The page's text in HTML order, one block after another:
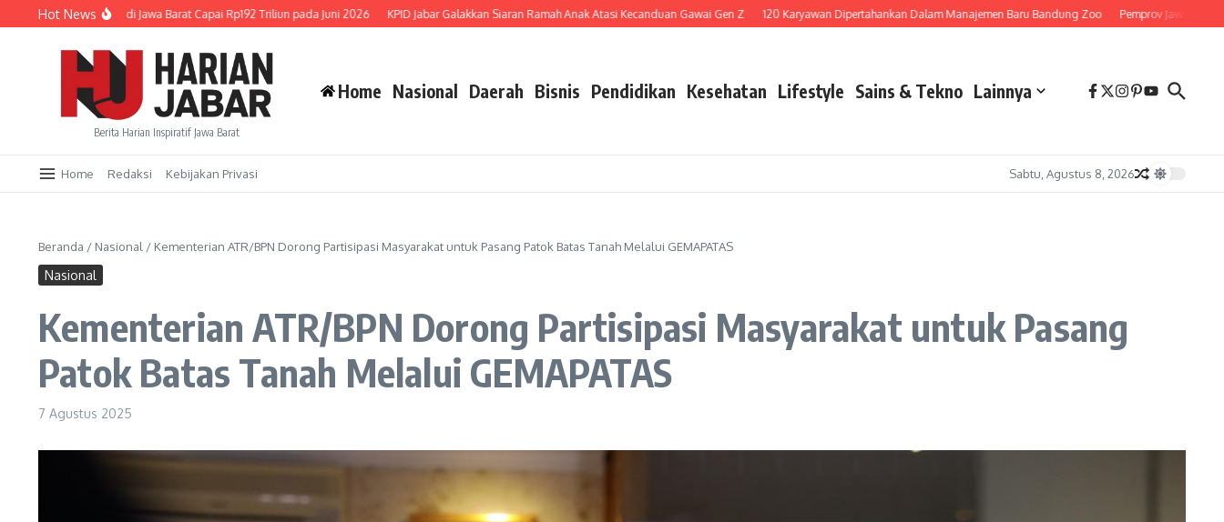
Lewati ke konten
Hot News
Kredit UMKM di Jawa Barat Capai Rp192 Triliun pada Juni 2026 KPID Jabar Galakkan Siaran Ramah Anak Atasi Kecanduan Gawai Gen Z 120 Karyawan Dipertahankan Dalam Manajemen Baru Bandung Zoo Pemprov Jawa Barat
Berita Harian Inspiratif Jawa Barat
Home Nasional Daerah Bisnis Pendidikan Kesehatan Lifestyle Sains & Tekno Lainnya
Home Redaksi Kebijakan Privasi Sabtu, Agustus 8, 2026
Beranda / Nasional / Kementerian ATR/BPN Dorong Partisipasi Masyarakat untuk Pasang Patok Batas Tanah Melalui GEMAPATAS
Nasional
Kementerian ATR/BPN Dorong Partisipasi Masyarakat untuk Pasang
Patok Batas Tanah Melalui GEMAPATAS
7 Agustus 2025